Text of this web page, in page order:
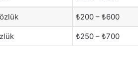
₺200 – ₺600
₺250 – ₺700